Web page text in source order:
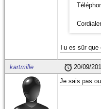
Tu es sûr que
kartmille 20/09/
Je sais pas